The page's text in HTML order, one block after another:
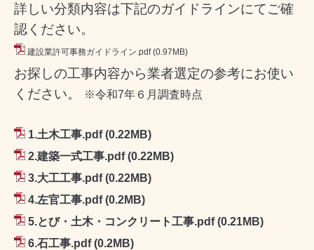
詳しい分類内容は下記のガイドラインにてご確
認ください。
建設業許可事務ガイドライン.pdf (0.97MB)
お探しの工事内容から業者選定の参考にお使い
ください。
※令和7年６月調査時点
1.土木工事.pdf(0.22MB)
2.建築一式工事.pdf(0.22MB)
3.大工工事.pdf(0.22MB)
4.左官工事.pdf(0.2MB)
5.とび・土木・コンクリート工事.pdf(0.21MB)
6.石工事.pdf(0.2MB)